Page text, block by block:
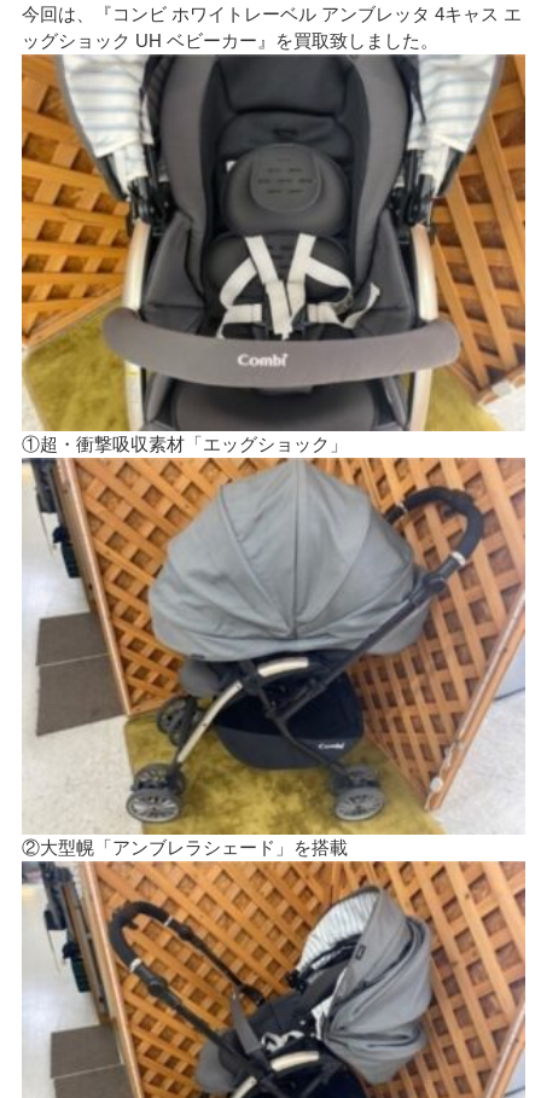
今回は、『コンビ ホワイトレーベル アンブレッタ 4キャス エ
ッグショック UH ベビーカー』を買取致しました。
①超・衝撃吸収素材「エッグショック」
②大型幌「アンブレラシェード」を搭載